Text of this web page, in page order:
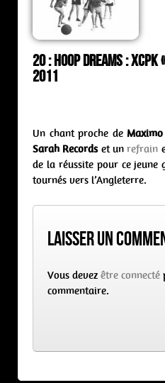
20 : Hoop Dreams :
2011
Un chant proche de
Sarah Recordset unrefrain
de la réussite pour ce jeune
tournés vers l’Angleterre.
Laisser un
Vous devez être connecté
commentaire.